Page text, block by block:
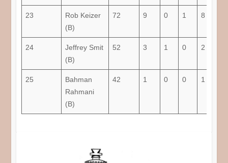
23
Rob Keizer
(B)
72 9 0 1 8
24
Jeffrey Smit
(B)
52 3 1 0 2
25
Bahman
Rahmani
(B)
42 1 0 0 1